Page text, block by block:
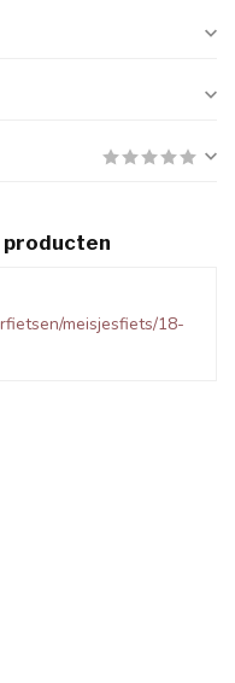
meisjesfiets/18-